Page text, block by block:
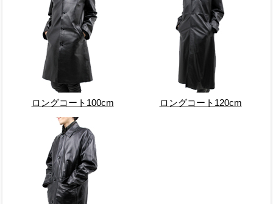
ロングコート100cm ロングコート120cm